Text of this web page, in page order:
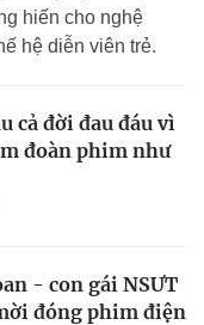
hiến cho nghệ
hệ diễn viên trẻ.
cả đời đau đáu vì
đoàn phim như
- con gái NSƯT
đóng phim điện